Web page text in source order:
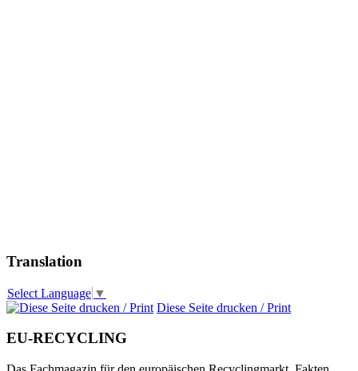
Translation
Select Language ▼
Diese Seite drucken / Print
EU-RECYCLING